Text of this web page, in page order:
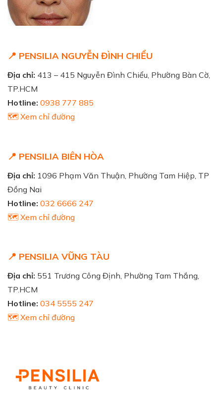
📍 PENSILIA NGUYỄN ĐÌNH CHIỂU
Địa chỉ: 413 – 415 Nguyễn Đình Chiểu, Phường Bàn Cờ,
TP.HCM
Hotline: 0938 777 885
🗺️ Xem chỉ đường
📍 PENSILIA BIÊN HÒA
Địa chỉ: 1096 Phạm Văn Thuận, Phường Tam Hiệp, TP
Đồng Nai
Hotline: 032 6666 247
🗺️ Xem chỉ đường
📍 PENSILIA VŨNG TÀU
Địa chỉ: 551 Trương Công Định, Phường Tam Thắng,
TP.HCM
Hotline: 034 5555 247
🗺️ Xem chỉ đường